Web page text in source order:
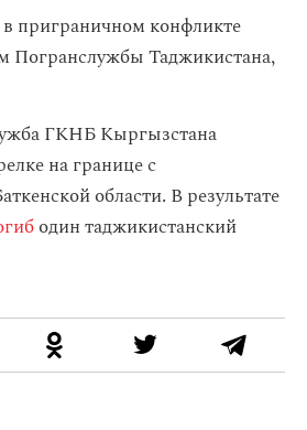
приграничном конфликте
Погранслужбы Таджикистана,
ГКНБ Кыргызстана
на границе с
области. В результате
один таджикистанский